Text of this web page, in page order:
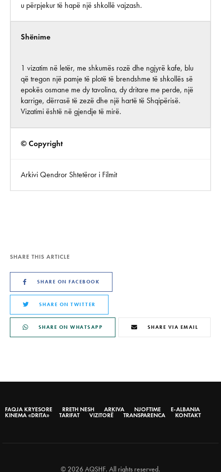
u përpjekur të hapë një shkollë vajzash.
Shënime
1 vizatim në letër, me shkumës rozë dhe ngjyrë kafe, blu
që tregon një pamje të plotë të brendshme të shkollës së
epokës osmane me dy tavolina, dy dritare me perde, një
karrige, dërrasë të zezë dhe një hartë të Shqipërisë.
Vizatimi është në gjendje të mirë.
© Copyright
Arkivi Qendror Shtetëror i Filmit
SHARE THIS ARTICLE
SHARE ON FACEBOOK
SHARE ON TWITTER
SHARE ON WHATSAPP SHARE VIA EMAIL
FAQJA KRYESORE RRETH NESH ARKIVA NJOFTIME
E-ALBANIA
KINEMA «DRITA»
TARIFAT VIZITORË TRANSPARENCA KONTAKT
© 2026 AQSHF. All rights reserved.